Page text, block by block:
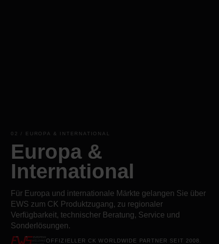
02 / EUROPA & INTERNATIONAL
Europa &
International
Für Europa und internationale Märkte gelangen Sie über
EWS zum CK Produktzugang, zu regionaler
Verfügbarkeit, technischer Beratung, Service und
Sonderlösungen.
OFFIZIELLER CK WORLDWIDE PARTNER SEIT 2008.